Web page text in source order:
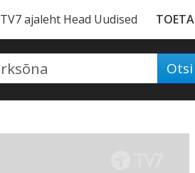
TV7 ajaleht Head Uudised TOETA
Otsi